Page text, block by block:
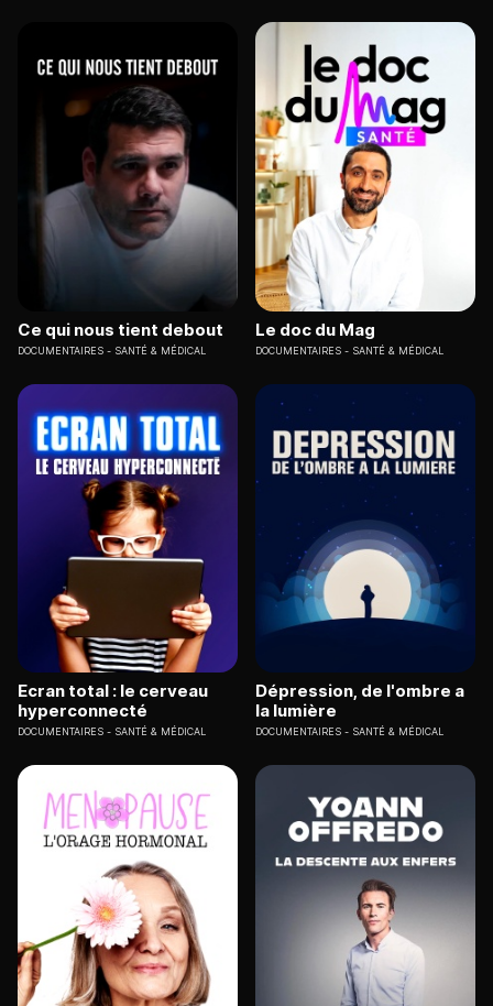
Ce qui nous tient debout
DOCUMENTAIRES SANTÉ & MÉDICAL
Le doc du Mag
DOCUMENTAIRES SANTÉ & MÉDICAL
Ecran total : le cerveau
hyperconnecté
DOCUMENTAIRES SANTÉ & MÉDICAL
Dépression, de l'ombre a
la lumière
DOCUMENTAIRES SANTÉ & MÉDICAL